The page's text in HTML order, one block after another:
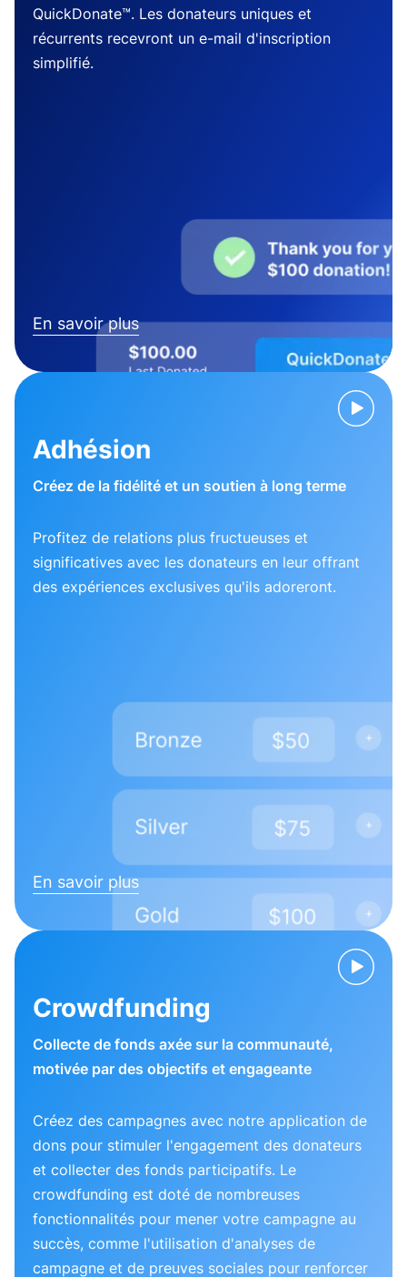
QuickDonate™. Les donateurs uniques et
récurrents recevront un e-mail d'inscription
simplifié.
En savoir plus
Adhésion
Créez de la fidélité et un soutien à long terme
Profitez de relations plus fructueuses et
significatives avec les donateurs en leur offrant
des expériences exclusives qu'ils adoreront.
En savoir plus
Crowdfunding
Collecte de fonds axée sur la communauté,
motivée par des objectifs et engageante
Créez des campagnes avec notre application de
dons pour stimuler l'engagement des donateurs
et collecter des fonds participatifs. Le
crowdfunding est doté de nombreuses
fonctionnalités pour mener votre campagne au
succès, comme l'utilisation d'analyses de
campagne et de preuves sociales pour renforcer